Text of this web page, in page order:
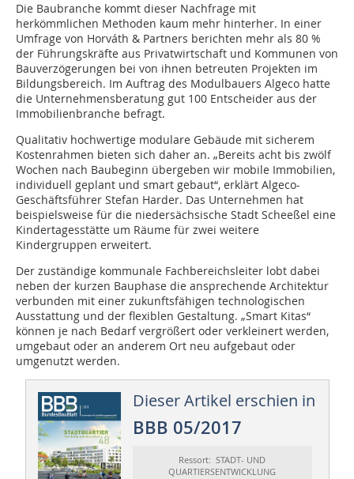
Die Baubranche kommt dieser Nachfrage mit
herkömmlichen Methoden kaum mehr hinterher. In einer
Umfrage von Horváth & Partners berichten mehr als 80 %
der Führungskräfte aus Privatwirtschaft und Kommunen von
Bauverzögerungen bei von ihnen betreuten Projekten im
Bildungsbereich. Im Auftrag des Modulbauers Algeco hatte
die Unternehmensberatung gut 100 Entscheider aus der
Immobilienbranche be­­fragt.
Qualitativ hochwertige modulare Gebäude mit sicherem
Kostenrahmen bieten sich daher an. „Bereits acht bis zwölf
Wochen nach Baubeginn übergeben wir mobile Immobilien,
individuell geplant und smart gebaut“, erklärt Algeco-
Geschäftsführer Stefan Harder. Das Unternehmen hat
beispielsweise für die niedersächsische Stadt Scheeßel eine
Kindertagesstätte um Räume für zwei weitere
Kindergruppen erweitert.
Der zuständige kommunale Fachbereichsleiter lobt dabei
neben der kurzen Bauphase die ansprechende Architektur
verbunden mit einer zukunftsfähigen technologischen
Ausstattung und der flexiblen Gestaltung. „Smart Kitas“
können je nach Bedarf vergrößert oder verkleinert werden,
umgebaut oder an anderem Ort neu aufgebaut oder
umgenutzt werden.
Dieser Artikel erschien in
BBB 05/2017
Ressort: STADT- UND
QUARTIERSENTWICKLUNG